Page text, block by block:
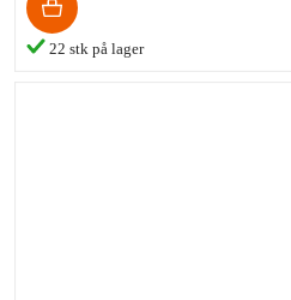
22 stk på lager